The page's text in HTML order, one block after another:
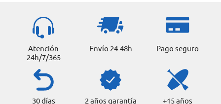
Atención
24h/7/365
Envío 24-48h Pago seguro
30 días
2 años garantía
+15 años